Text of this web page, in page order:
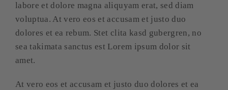
labore et dolore magna aliquyam erat, sed diam
voluptua. At vero eos et accusam et justo duo
dolores et ea rebum. Stet clita kasd gubergren, no
sea takimata sanctus est Lorem ipsum dolor sit
amet.
At vero eos et accusam et justo duo dolores et ea